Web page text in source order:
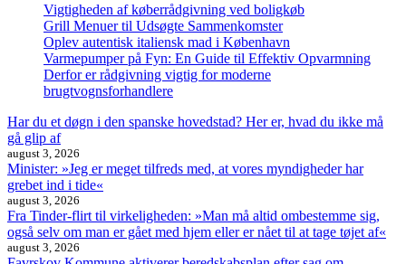
Vigtigheden af køberrådgivning ved boligkøb
Grill Menuer til Udsøgte Sammenkomster
Oplev autentisk italiensk mad i København
Varmepumper på Fyn: En Guide til Effektiv Opvarmning
Derfor er rådgivning vigtig for moderne
brugtvognsforhandlere
Har du et døgn i den spanske hovedstad? Her er, hvad du ikke må
gå glip af
august 3, 2026
Minister: »Jeg er meget tilfreds med, at vores myndigheder har
grebet ind i tide«
august 3, 2026
Fra Tinder-flirt til virkeligheden: »Man må altid ombestemme sig,
også selv om man er gået med hjem eller er nået til at tage tøjet af«
august 3, 2026